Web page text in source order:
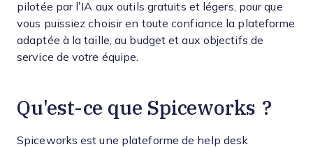
pilotée par l’IA aux outils gratuits et légers, pour que
vous puissiez choisir en toute confiance la plateforme
adaptée à la taille, au budget et aux objectifs de
service de votre équipe.
Qu'est-ce que Spiceworks ?
Spiceworks est une plateforme de help desk